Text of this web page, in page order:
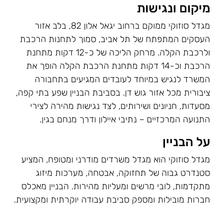
מיקום ונגישות
מגדל סוזוקי ממוקם ברחוב יגאל אלון 82, בלב אזור
העסקים המתפתח של תל אביב, סמוך לתחנות הרכבת
ולרכבת הקלה. מרחק הליכה של כ-12 דקות מתחנת
הרכבת וכ-14 דקות מתחנת הרכבת הקלה הופך את
המשרד לנגיש במיוחד לעובדים המגיעים בתחבורה
ציבורית מכל אזור גוש דן. בסביבת הבניין שפע בתי קפה,
מסעדות, חניונים ושירותים, לצד נגישות מהירה לצירי
התנועה המרכזיים – נתיבי איילון ודרך מנחם בגין.
על הבניין
מגדל סוזוקי הוא מגדל משרדים מודרני ומטופח, המציע
סטנדרט גבוה של תחזוקה, אבטחה, מערכות מיזוג
מתקדמות, לובי מרשים ומעליות מהירות. הבניין מאכלס
חברות מובילות ומספק סביבת עבודה יוקרתית ומקצועית.